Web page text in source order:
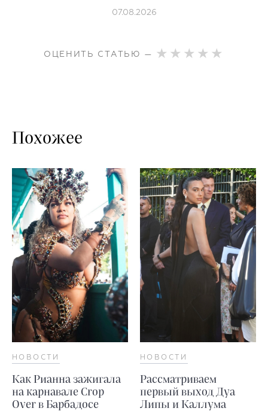
07.08.2026
ОЦЕНИТЬ СТАТЬЮ —
Похожее
НОВОСТИ
Как Рианна зажигала
на карнавале Crop
Over в Барбадосе
НОВОСТИ
Рассматриваем
первый выход Дуа
Липы и Каллума